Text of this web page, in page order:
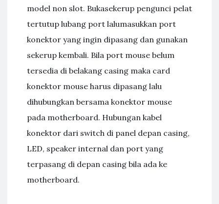
model non slot. Bukasekerup pengunci pelat
tertutup lubang port lalumasukkan port
konektor yang ingin dipasang dan gunakan
sekerup kembali. Bila port mouse belum
tersedia di belakang casing maka card
konektor mouse harus dipasang lalu
dihubungkan bersama konektor mouse
pada motherboard. Hubungan kabel
konektor dari switch di panel depan casing,
LED, speaker internal dan port yang
terpasang di depan casing bila ada ke
motherboard.